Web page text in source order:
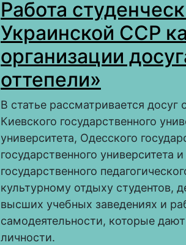
рабочих в 1920–1930-
Работа
Украинской ССР
организации
оттепели»
В статье рассматривается досуг
Киевского государственного
университета, Одесского
государственного университета
государственного
культурному отдыху студентов,
высших учебных заведениях и
самодеятельности, которые
личности.